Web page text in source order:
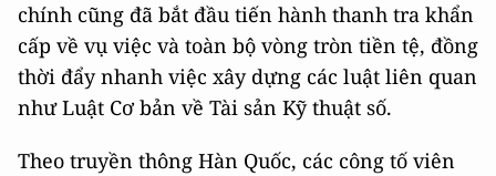
chính cũng đã bắt đầu tiến hành thanh tra khẩn
cấp về vụ việc và toàn bộ vòng tròn tiền tệ, đồng
thời đẩy nhanh việc xây dựng các luật liên quan
như Luật Cơ bản về Tài sản Kỹ thuật số.
Theo truyền thông Hàn Quốc, các công tố viên